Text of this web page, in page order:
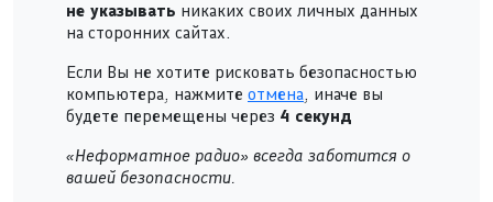
не указывать никаких своих личных данных
на сторонних сайтах.
Если Вы не хотите рисковать безопасностью
компьютера, нажмите отмена, иначе вы
будете перемещены через 4 секунд
«Неформатное радио» всегда заботится о
вашей безопасности.